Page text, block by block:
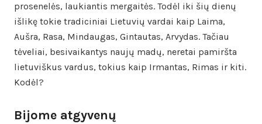
prosenelės, laukiantis mergaitės. Todėl iki šių dienų
išlikę tokie tradiciniai Lietuvių vardai kaip Laima,
Aušra, Rasa, Mindaugas, Gintautas, Arvydas. Tačiau
tėveliai, besivaikantys naujų madų, neretai pamiršta
lietuviškus vardus, tokius kaip Irmantas, Rimas ir kiti.
Kodėl?
Bijome atgyvenų